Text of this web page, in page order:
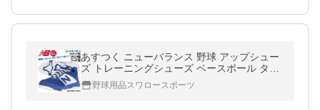
あすつく ニューバランス 野球 アップシュー
ズ トレーニングシューズ ベースボール ター
フ T3000V4 靴 紐 シューズ トレーニング用
練習用 メンズ トレシュ
野球用品スワロースポーツ